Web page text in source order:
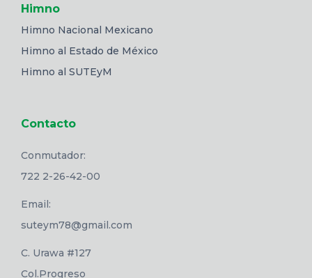
Himno
Himno Nacional Mexicano
Himno al Estado de México
Himno al SUTEyM
Contacto
Conmutador:
722 2-26-42-00
Email:
suteym78@gmail.com
C. Urawa #127
Col.Progreso